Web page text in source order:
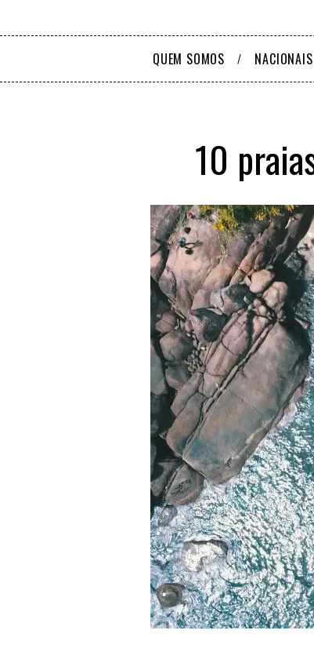
QUEM SOMOS NACIONAIS
10